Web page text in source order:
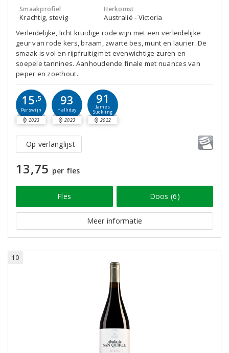
Smaakprofiel
Krachtig, stevig
Herkomst
Australië - Victoria
Verleidelijke, licht kruidige rode wijn met een verleidelijke
geur van rode kers, braam, zwarte bes, munt en laurier. De
smaak is vol en rijpfruitig met evenwichtige zuren en
soepele tannines. Aanhoudende finale met nuances van
peper en zoethout.
15 ,5
Perswijn
2023
93
Halliday
2023
91
James
Suckling
2022
Op verlanglijst
13,75 per fles
Fles Doos (6)
Meer informatie
10